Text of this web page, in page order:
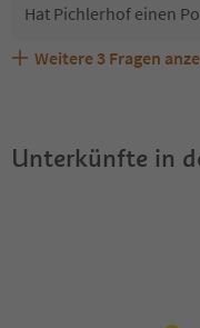
Hat Pichlerhof einen
Sind Haustiere in der
Welche Services bietet
Erhalten die Gäste von Pichlerhof
Weitere 3 Fragen
Unterkünfte in